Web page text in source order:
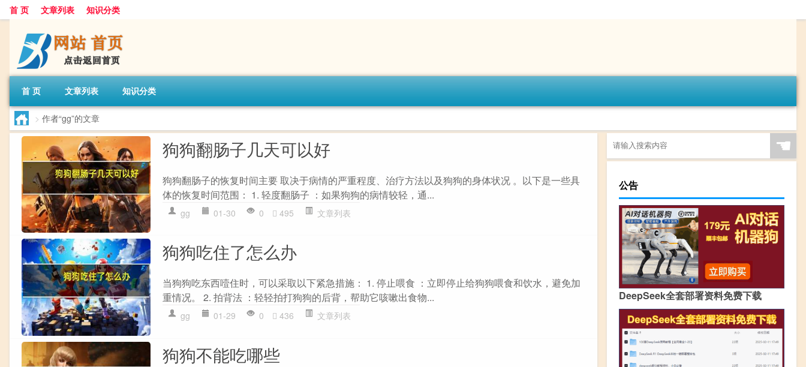
首 页 文章列表 知识分类
首 页 文章列表 知识分类
> 作者“gg”的文章
狗狗翻肠子几天可以好
狗狗翻肠子的恢复时间主要 取决于病情的严重程度、治疗方法以及狗狗的身体状况 。以下是一些具
体的恢复时间范围： 1. 轻度翻肠子 ：如果狗狗的病情较轻，通...
gg 01-30 0 495 文章列表
狗狗吃住了怎么办
当狗狗吃东西噎住时，可以采取以下紧急措施： 1. 停止喂食 ：立即停止给狗狗喂食和饮水，避免加
重情况。 2. 拍背法 ：轻轻拍打狗狗的后背，帮助它咳嗽出食物...
gg 01-29 0 436 文章列表
狗狗不能吃哪些
☚
公告
DeepSeek全套部署资料免费下载